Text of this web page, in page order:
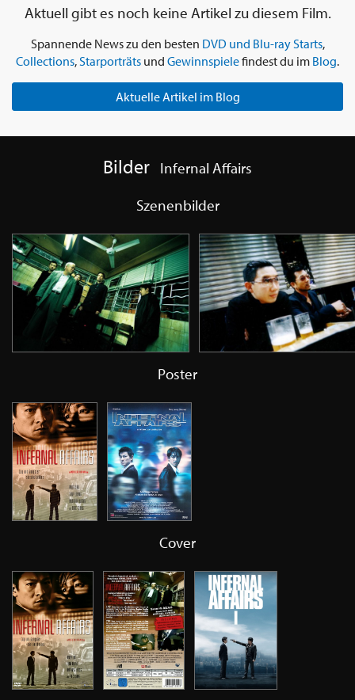
Aktuell gibt es noch keine Artikel zu diesem Film.
Spannende News zu den besten DVD und Blu-ray Starts,
Collections, Starporträts und Gewinnspielefindest du im Blog.
Aktuelle Artikel im Blog
Bilder Infernal Affairs
Szenenbilder
Poster
Cover